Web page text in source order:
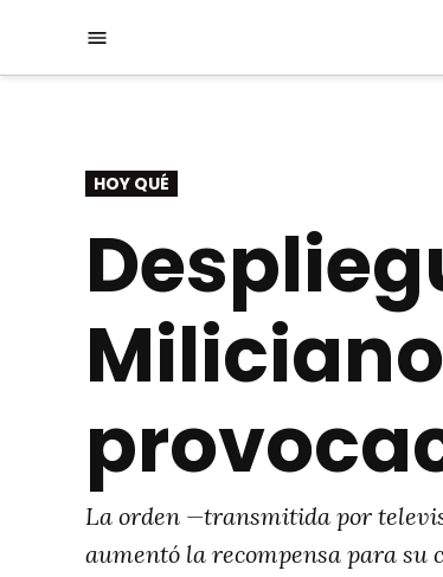
Menú
PUBLICADO
EN
HOY QUÉ
La orden —transmitida por
aumentó la recompensa para su